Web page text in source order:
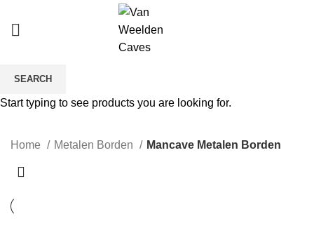
Mancave Metalen Borden
CATEGORIES
Home Metalen Borden Mancave Metalen Borden
SEARCH
Start typing to see products you are looking for.